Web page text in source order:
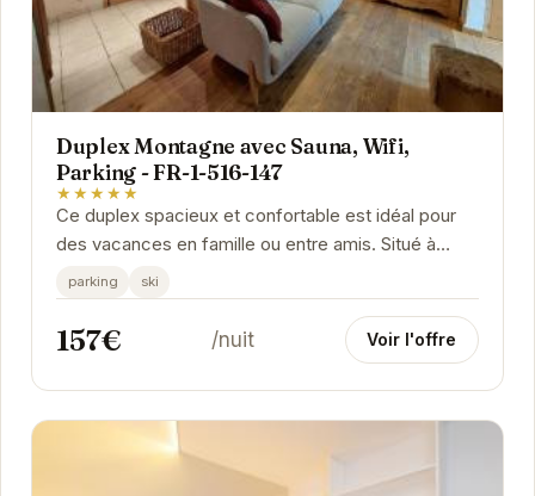
Duplex Montagne avec Sauna, Wifi,
Parking - FR-1-516-147
★★★★★
Ce duplex spacieux et confortable est idéal pour
des vacances en famille ou entre amis. Situé à
proximité des remontées mécaniques, il offre un...
parking ski
157€ /nuit Voir l'offre